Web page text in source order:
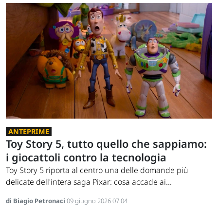
ANTEPRIME
Toy Story 5, tutto quello che sappiamo:
i giocattoli contro la tecnologia
Toy Story 5 riporta al centro una delle domande più
delicate dell'intera saga Pixar: cosa accade ai...
di Biagio Petronaci 09 giugno 2026 07:04